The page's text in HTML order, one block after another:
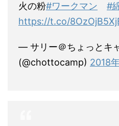
火の粉#ワークマン
#
https://t.co/
— サリー＠ちょっとキ
(@chottocamp) 2018